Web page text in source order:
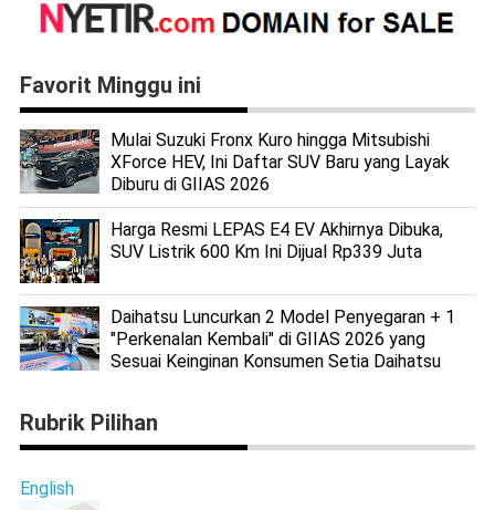
Favorit Minggu ini
Mulai Suzuki Fronx Kuro hingga Mitsubishi
XForce HEV, Ini Daftar SUV Baru yang Layak
Diburu di GIIAS 2026
Harga Resmi LEPAS E4 EV Akhirnya Dibuka,
SUV Listrik 600 Km Ini Dijual Rp339 Juta
Daihatsu Luncurkan 2 Model Penyegaran + 1
"Perkenalan Kembali" di GIIAS 2026 yang
Sesuai Keinginan Konsumen Setia Daihatsu
Rubrik Pilihan
English